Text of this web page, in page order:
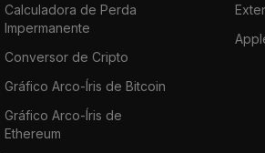
Calculadora de Perda
Impermanente
Conversor de Cripto
Gráfico Arco-Íris de Bitcoin
Gráfico Arco-Íris de
Ethereum